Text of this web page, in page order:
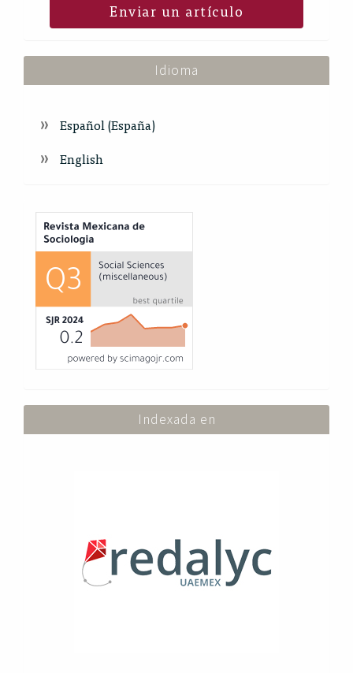
Enviar un artículo
Idioma
Español (España)
English
Index
Indexada en